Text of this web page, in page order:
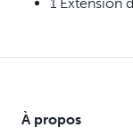
tunnel sont
Assurez-vous
À propos